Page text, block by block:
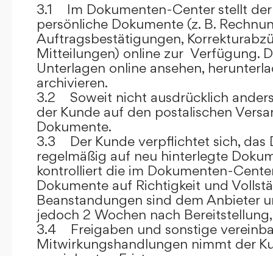
3.1 Im Dokumenten-Center stellt
persönliche Dokumente (z. B.
Auftragsbestätigungen,
Mitteilungen) online zur Verfügung.
Unterlagen online ansehen,
archivieren.
3.2 Soweit nicht ausdrücklich
der Kunde auf den postalischen
Dokumente.
3.3 Der Kunde verpflichtet sich, das
regelmäßig auf neu hinterlegte
kontrolliert die im Dokumenten-
Dokumente auf Richtigkeit und
Beanstandungen sind dem Anbieter
jedoch 2 Wochen nach
3.4 Freigaben und sonstige
Mitwirkungshandlungen nimmt der